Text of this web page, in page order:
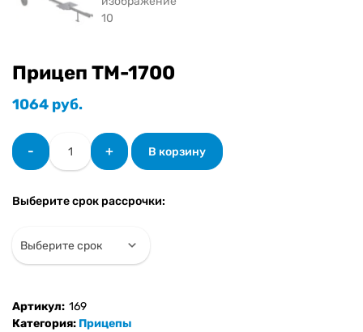
Прицеп ТМ-1700
1064 руб.
-
Количество
товара
Прицеп
+ В корзину
Выберите срок рассрочки:
Артикул: 169
Категория: Прицепы